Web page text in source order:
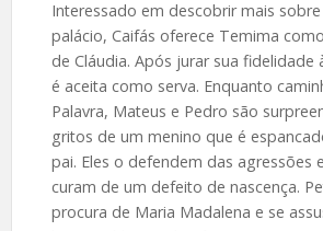
Interessado em descobrir mais
palácio, Caifás oferece Temima
de Cláudia. Após jurar sua fidelidade
é aceita como serva. Enquanto
Palavra, Mateus e Pedro são
gritos de um menino que é
pai. Eles o defendem das agressões
curam de um defeito de nascença.
procura de Maria Madalena e se